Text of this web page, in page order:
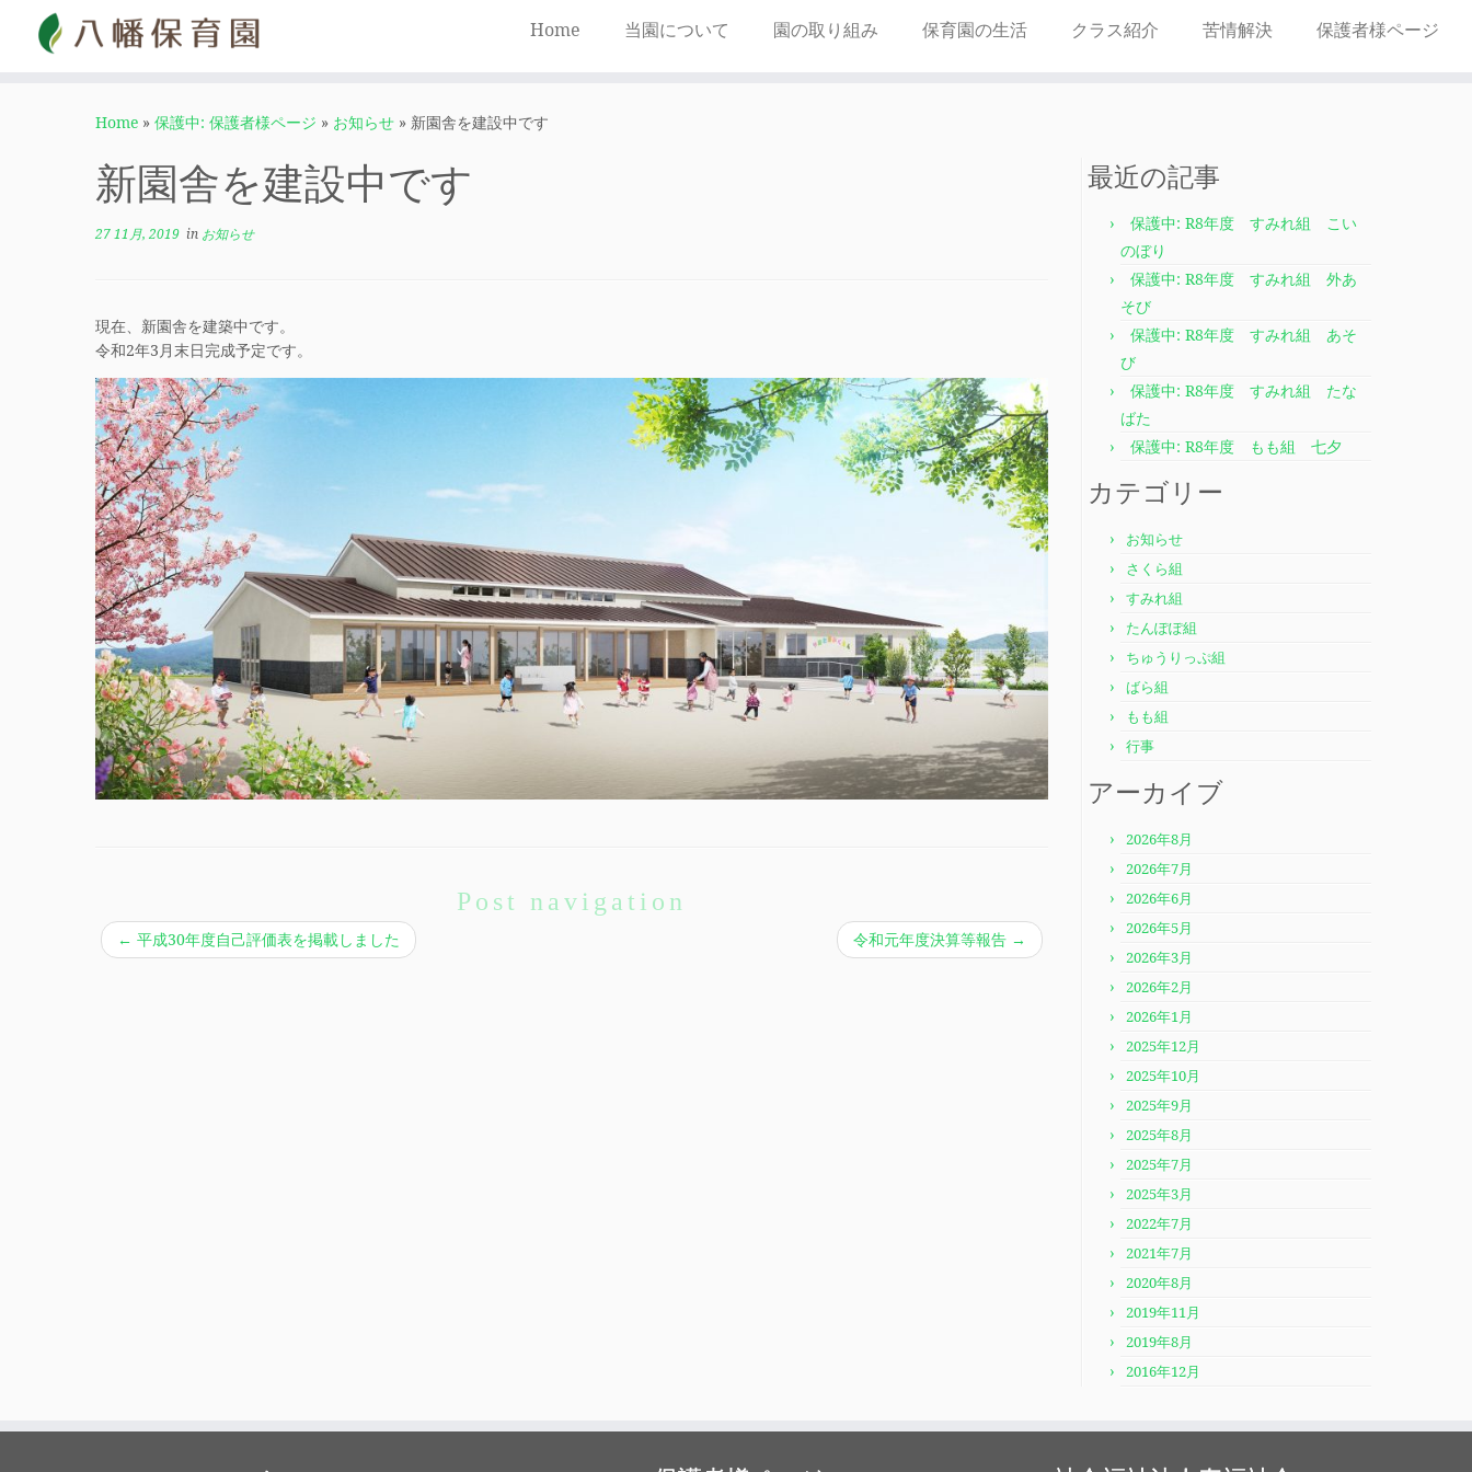
Home 当園について 園の取り組み 保育園の生活 クラス紹介 苦情解決 保護者様ページ
Home » 保護中: 保護者様ページ » お知らせ » 新園舎を建設中です
新園舎を建設中です
27 11月, 2019 in お知らせ
現在、新園舎を建築中です。
令和2年3月末日完成予定です。
Post navigation
← 平成30年度自己評価表を掲載しました 令和元年度決算等報告 →
最近の記事
保護中: R8年度 すみれ組 こい
のぼり
保護中: R8年度 すみれ組 外あ
そび
保護中: R8年度 すみれ組 あそ
び
保護中: R8年度 すみれ組 たな
ばた
保護中: R8年度 もも組 七夕
カテゴリー
お知らせ
さくら組
すみれ組
たんぽぽ組
ちゅうりっぷ組
ばら組
もも組
行事
アーカイブ
2026年8月
2026年7月
2026年6月
2026年5月
2026年3月
2026年2月
2026年1月
2025年12月
2025年10月
2025年9月
2025年8月
2025年7月
2025年3月
2022年7月
2021年7月
2020年8月
2019年11月
2019年8月
2016年12月